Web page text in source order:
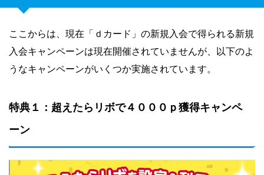
ここからは、現在「ｄカード」の新規入会で得られる新規
入会キャンペーンは現在開催されていませんが、以下のよ
うなキャンペーンがいくつか実施されています。
特典１： 超えたらリボで４０００ｐ獲得キャンペ
ーン